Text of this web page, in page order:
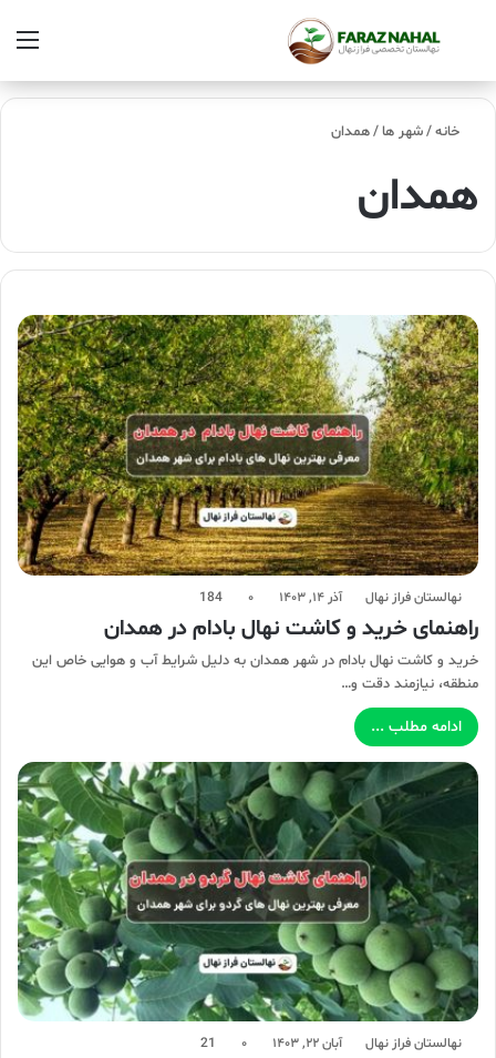
خانه/شهر ها/همدان
همدان
نهالستان فراز نهال آذر ۱۴, ۱۴۰۳ ۰ 184
راهنمای خرید و کاشت نهال بادام در همدان
خرید و کاشت نهال بادام در شهر همدان به دلیل شرایط آب و هوایی خاص این
منطقه، نیازمند دقت و…
ادامه مطلب ...
نهالستان فراز نهال آبان ۲۲, ۱۴۰۳ ۰ 21